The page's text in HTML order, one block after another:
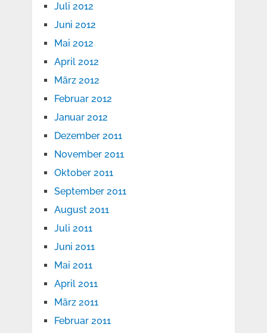
Juli 2012
Juni 2012
Mai 2012
April 2012
März 2012
Februar 2012
Januar 2012
Dezember 2011
November 2011
Oktober 2011
September 2011
August 2011
Juli 2011
Juni 2011
Mai 2011
April 2011
März 2011
Februar 2011